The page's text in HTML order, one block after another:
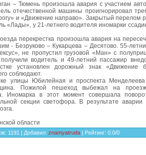
– Тюмень произошла авария с участием
отечественной машины проигнорировал
и «Движение направо». Закрытый перелом
«Лады», у 21-летнего водителя иномарки
перекрестка произошла авария на
- Безруково – Кукарцева – Десятово. 55-
не пропустил грузовой «Ман» с
водитель и 49-летний пассажир
установлен дорожный знак «Движение
соблюдают.
улицы Юбилейная и проспекта
Пожилой пешеход выбежал на
Иномарка в этот момент совершала
секции светофора. В результате
области
: 1191 | Добавил: znamyatruda | Рейтинг: 0.0/0